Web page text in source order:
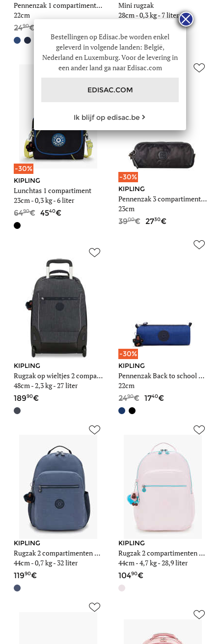
Pennenzak 1 compartiment Back to school / pbg
22cm
2490
Mini rugzak
28cm -0,3 kg- 7 liter
-30%
KIPLING
Lunchtas 1 compartiment
23cm -0,3 kg- 6 liter
6490 4540
-30%
KIPLING
Pennenzak 3 compartimenten Back to school / pbg
23cm
3900 2730
KIPLING
Rugzak op wieltjes 2 compartimenten met 15" laptopvak
48cm -2,3 kg- 27 liter
18990
-30%
KIPLING
Pennenzak Back to school 1 compartiment
22cm
2490 1740
KIPLING
Rugzak 2 compartimenten met 15" laptopvak
44cm -0,7 kg- 32 liter
11990
KIPLING
Rugzak 2 compartimenten met 15" laptopvak
44cm -4,7 kg- 28,9 liter
10490
Bestellingen op Edisac.be worden enkel
geleverd in volgende landen: België,
Nederland en Luxemburg. Voor de levering in
een ander land ga naar Edisac.com
EDISAC.COM
Ik blijf op edisac.be